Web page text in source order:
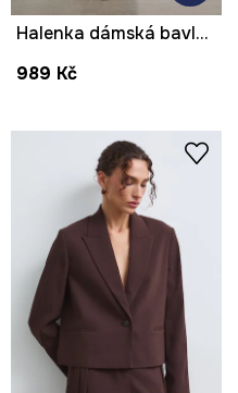
Halenka dámská bavlněná s volánem
989 Kč